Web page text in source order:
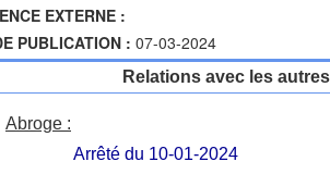
EXTERNE :
PUBLICATION : 07-03-2024
Relations avec les
Abroge :
Arrêté du 10-01-2024